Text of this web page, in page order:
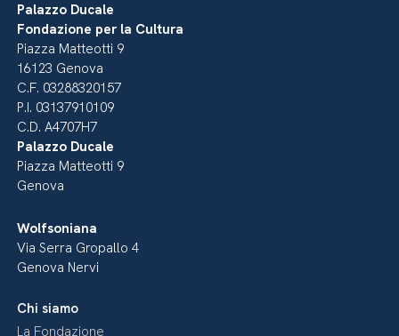
Palazzo Ducale
Fondazione per la Cultura
Piazza Matteotti 9
16123 Genova
C.F. 03288320157
P.I. 03137910109
C.D. A4707H7
Palazzo Ducale
Piazza Matteotti 9
Genova
Wolfsoniana
Via Serra Gropallo 4
Genova Nervi
Chi siamo
La Fondazione